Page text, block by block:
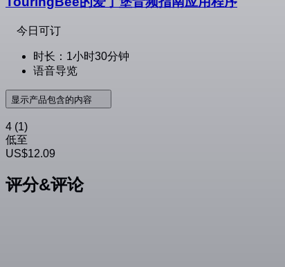
今日可订
时长：1小时30分钟
语音导览
显示产品包含的内容
4 (1)
低至
US$12.09
评分&评论